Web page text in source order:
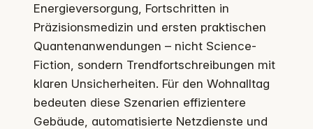
Energieversorgung, Fortschritten in
Präzisionsmedizin und ersten praktischen
Quantenanwendungen – nicht Science-
Fiction, sondern Trendfortschreibungen mit
klaren Unsicherheiten. Für den Wohnalltag
bedeuten diese Szenarien effizientere
Gebäude, automatisierte Netzdienste und